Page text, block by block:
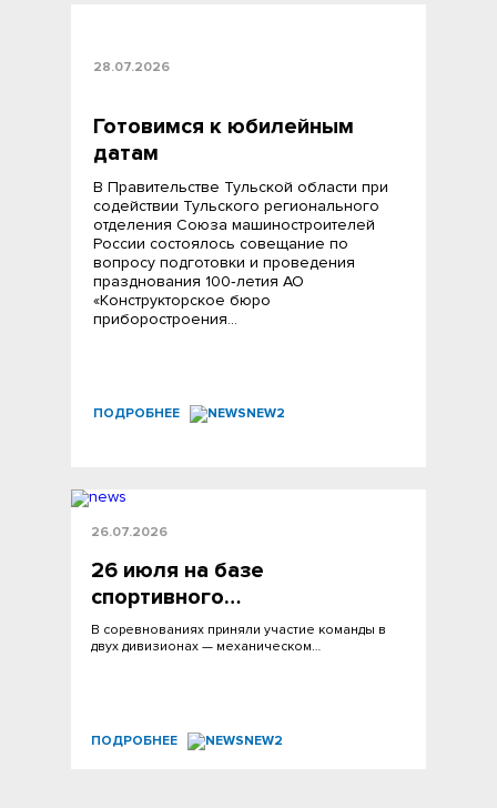
28.07.2026
Готовимся к юбилейным
датам
В Правительстве Тульской области при
содействии Тульского регионального
отделения Союза машиностроителей
России состоялось совещание по
вопросу подготовки и проведения
празднования 100‑летия АО
«Конструкторское бюро
приборостроения…
ПОДРОБНЕЕ
26.07.2026
26 июля на базе
спортивного…
В соревнованиях приняли участие команды в
двух дивизионах — механическом…
ПОДРОБНЕЕ